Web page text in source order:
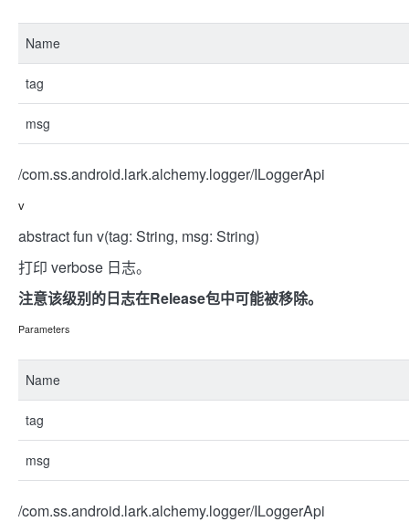
Name
tag
msg
/com.ss.android.lark.alchemy.logger/ILoggerApi
v
abstract fun v(tag: String, msg: String)
打印 verbose 日志。
注意该级别的日志在Release包中可能被移除。
Parameters
Name
tag
msg
/com.ss.android.lark.alchemy.logger/ILoggerApi